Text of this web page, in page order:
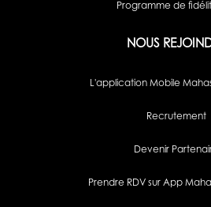
Programme de
NOUS
L'application Mobile
Recrutement
Devenir
Prendre RDV sur App